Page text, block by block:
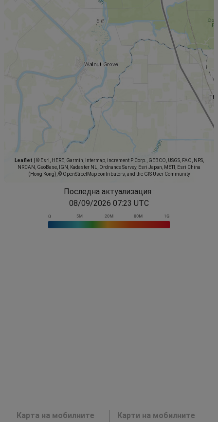
Leaflet
© Esri, HERE, Garmin, Intermap, increment P Corp., GEBCO, USGS, FAO, NPS,
NRCAN, GeoBase, IGN, Kadaster NL, Ordnance Survey, Esri Japan, METI, Esri China
(Hong Kong), © OpenStreetMap contributors, and the GIS User Community
Последна актуализация :
08/09/2026 07:23 UTC
Карта на мобилните
Карти на мобилните